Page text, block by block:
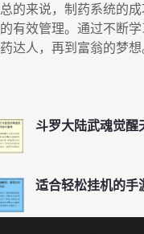
总的来说，制药系统的
的有效管理。通过不断
药达人，再到富翁的梦想
斗罗大陆武魂觉醒
适合轻松挂机的手